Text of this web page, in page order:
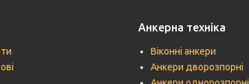
Анкерна техніка
Віконні анкери
Анкери дворозпорні